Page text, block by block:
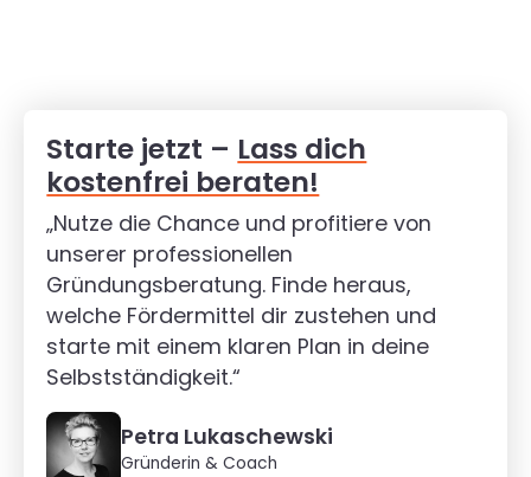
Starte jetzt – Lass dich
kostenfrei beraten!
„Nutze die Chance und profitiere von
unserer professionellen
Gründungsberatung. Finde heraus,
welche Fördermittel dir zustehen und
starte mit einem klaren Plan in deine
Selbstständigkeit.“
Petra Lukaschewski
Gründerin & Coach